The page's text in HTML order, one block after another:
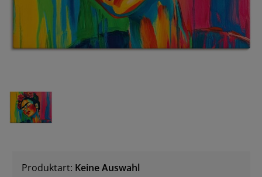
Produktart: Keine Auswahl